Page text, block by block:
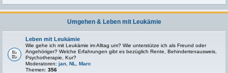
Umgehen & Leben mit Leukämie
Leben mit Leukämie
Wie gehe ich mit Leukämie im Alltag um? Wie unterstütze ich als Freund oder
Angehöriger? Welche Erfahrungen gibt es bezüglich Rente, Behindertenausweis,
Psychotherapie, Kur?
Moderatoren: jan NL
Marc
Themen: 356